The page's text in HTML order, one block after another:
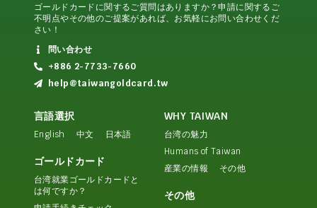
ゴールドカードに関するご質問はありますか？申請に関するご
不明点やその他のご提案があれば、お気軽にお問い合わせくだ
さい！
問い合わせ
+886 2-7733-7660
help@taiwangoldcard.tw
言語選択
English 中文 日本語
ゴールドカード
台湾就業ゴールドカードと
は何ですか？
WHY TAIWAN
台湾の魅力
Humans of Taiwan
産業の情報
その他
その他